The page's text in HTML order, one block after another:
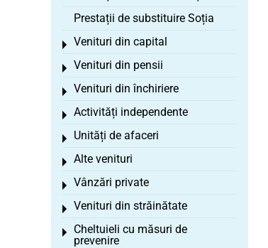
Prestații de substituire Soția
Venituri din capital
Toggle menu
Venituri din pensii
Toggle menu
Venituri din închiriere
Toggle menu
Activități independente
Toggle menu
Unități de afaceri
Toggle menu
Alte venituri
Toggle menu
Vânzări private
Toggle menu
Venituri din străinătate
Toggle menu
Cheltuieli cu măsuri de
prevenire
Toggle menu